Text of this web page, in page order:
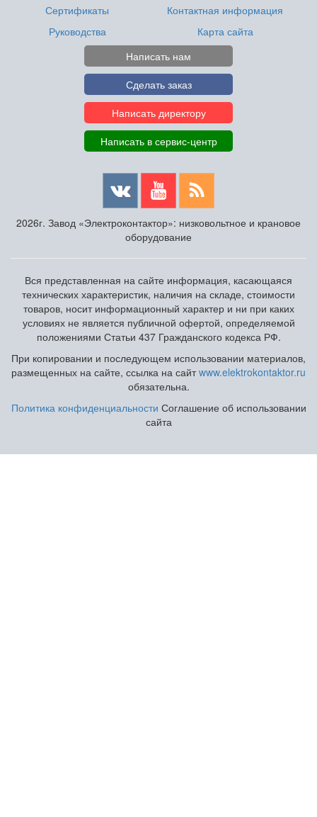
Сертификаты
Руководства
Контактная информация
Карта сайта
Написать нам
Сделать заказ
Написать директору
Написать в сервис-центр
2026г. Завод «Электроконтактор»: низковольтное и крановое
оборудование
Вся представленная на сайте информация, касающаяся
технических характеристик, наличия на складе, стоимости
товаров, носит информационный характер и ни при каких
условиях не является публичной офертой, определяемой
положениями Статьи 437 Гражданского кодекса РФ.
При копировании и последующем использовании материалов,
размещенных на сайте, ссылка на сайтwww.elektrokontaktor.ru
обязательна.
Политика конфиденциальности Соглашение об использовании
сайта